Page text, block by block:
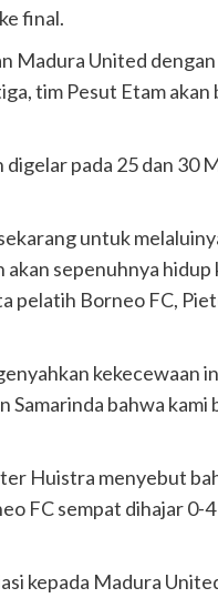
final.
Madura United
tim Pesut Etam
pada 25 dan 30
untuk
sepenuhnya hidup
pelatih Borneo FC,
kekecewaan
bahwa kami
Huistra menyebut
FC sempat dihajar 0-
kepada Madura